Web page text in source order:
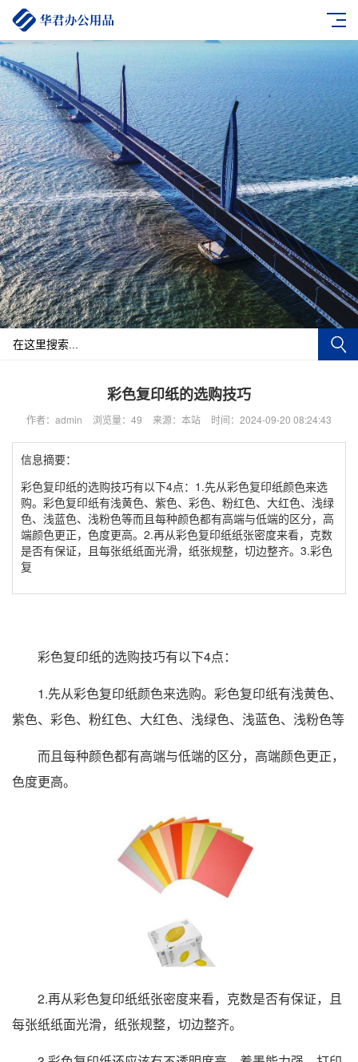
彩色复印纸的选购技巧
作者：admin 浏览量：49 来源：本站 时间：2024-09-20 08:24:43
信息摘要：
彩色复印纸的选购技巧有以下4点：1.先从彩色复印纸颜色来选
购。彩色复印纸有浅黄色、紫色、彩色、粉红色、大红色、浅绿
色、浅蓝色、浅粉色等而且每种颜色都有高端与低端的区分，高
端颜色更正，色度更高。2.再从彩色复印纸纸张密度来看，克数
是否有保证，且每张纸纸面光滑，纸张规整，切边整齐。3.彩色
复
彩色复印纸的选购技巧有以下4点：
1.先从彩色复印纸颜色来选购。彩色复印纸有浅黄色、
紫色、彩色、粉红色、大红色、浅绿色、浅蓝色、浅粉色等
而且每种颜色都有高端与低端的区分，高端颜色更正，
色度更高。
2.再从彩色复印纸纸张密度来看，克数是否有保证，且
每张纸纸面光滑，纸张规整，切边整齐。